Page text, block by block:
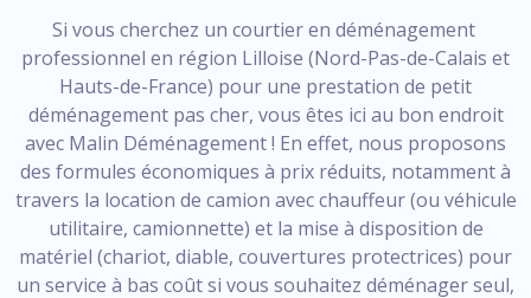
Si vous cherchez un courtier en déménagement
professionnel en région Lilloise (Nord-Pas-de-Calais et
Hauts-de-France) pour une prestation de petit
déménagement pas cher, vous êtes ici au bon endroit
avec Malin Déménagement ! En effet, nous proposons
des formules économiques à prix réduits, notamment à
travers la location de camion avec chauffeur (ou véhicule
utilitaire, camionnette) et la mise à disposition de
matériel (chariot, diable, couvertures protectrices) pour
un service à bas coût si vous souhaitez déménager seul,